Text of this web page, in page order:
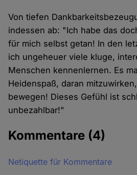
Von tiefen
indessen ab: "Ich habe das
für mich selbst getan! In den
ich ungeheuer viele kluge,
Menschen kennenlernen. Es
Heidenspaß, daran
bewegen! Dieses Gefühl ist
unbezahlbar!"
Kommentare (4)
Netiquette für Kommentare